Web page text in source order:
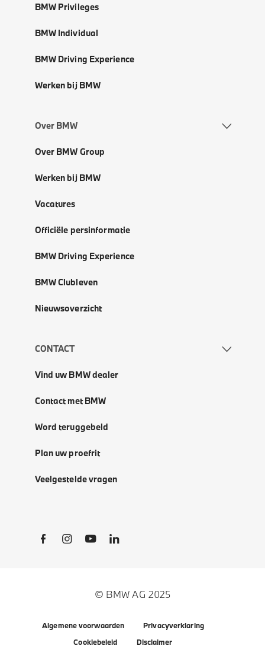
BMW Privileges
BMW Individual
BMW Driving Experience
Werken bij BMW
Over BMW
Over BMW Group
Werken bij BMW
Vacatures
Officiële persinformatie
BMW Driving Experience
BMW Clubleven
Nieuwsoverzicht
CONTACT
Vind uw BMW dealer
Contact met BMW
Word teruggebeld
Plan uw proefrit
Veelgestelde vragen
Social Links
© BMW AG 2025
Algemene voorwaarden
Privacyverklaring
Cookiebeleid
Disclaimer